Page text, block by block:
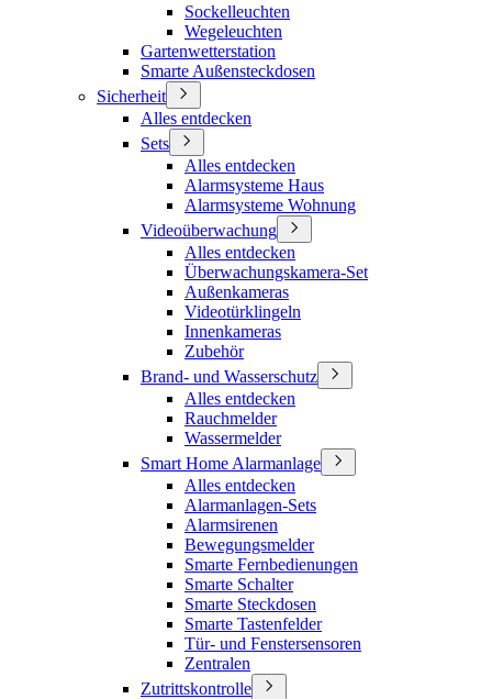
Sockelleuchten
Wegeleuchten
Gartenwetterstation
Smarte Außensteckdosen
Sicherheit
Alles entdecken
Sets
Alles entdecken
Alarmsysteme Haus
Alarmsysteme Wohnung
Videoüberwachung
Alles entdecken
Überwachungskamera-Set
Außenkameras
Videotürklingeln
Innenkameras
Zubehör
Brand- und Wasserschutz
Alles entdecken
Rauchmelder
Wassermelder
Smart Home Alarmanlage
Alles entdecken
Alarmanlagen-Sets
Alarmsirenen
Bewegungsmelder
Smarte Fernbedienungen
Smarte Schalter
Smarte Steckdosen
Smarte Tastenfelder
Tür- und Fenstersensoren
Zentralen
Zutrittskontrolle